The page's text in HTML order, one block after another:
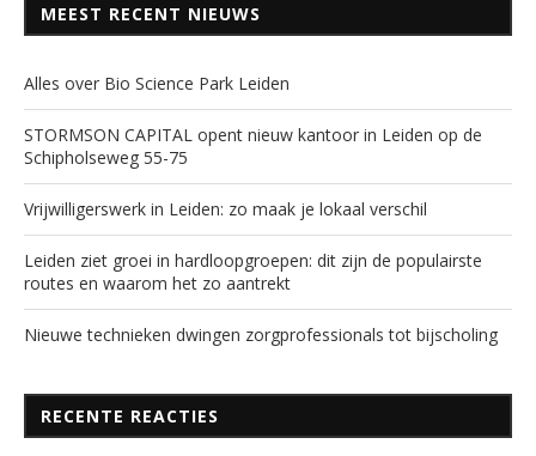
MEEST RECENT NIEUWS
Alles over Bio Science Park Leiden
STORMSON CAPITAL opent nieuw kantoor in Leiden op de
Schipholseweg 55-75
Vrijwilligerswerk in Leiden: zo maak je lokaal verschil
Leiden ziet groei in hardloopgroepen: dit zijn de populairste
routes en waarom het zo aantrekt
Nieuwe technieken dwingen zorgprofessionals tot bijscholing
RECENTE REACTIES